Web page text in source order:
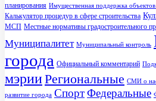
планирования Имущественная поддержка
Калькулятор процедур в сфере строительства
МСП Местные нормативы градостроительного
Муниципалитет Муниципальный контроль
города Официальный комментарий
мэрииРегиональные СМИ о
развитие города СпортФедеральные